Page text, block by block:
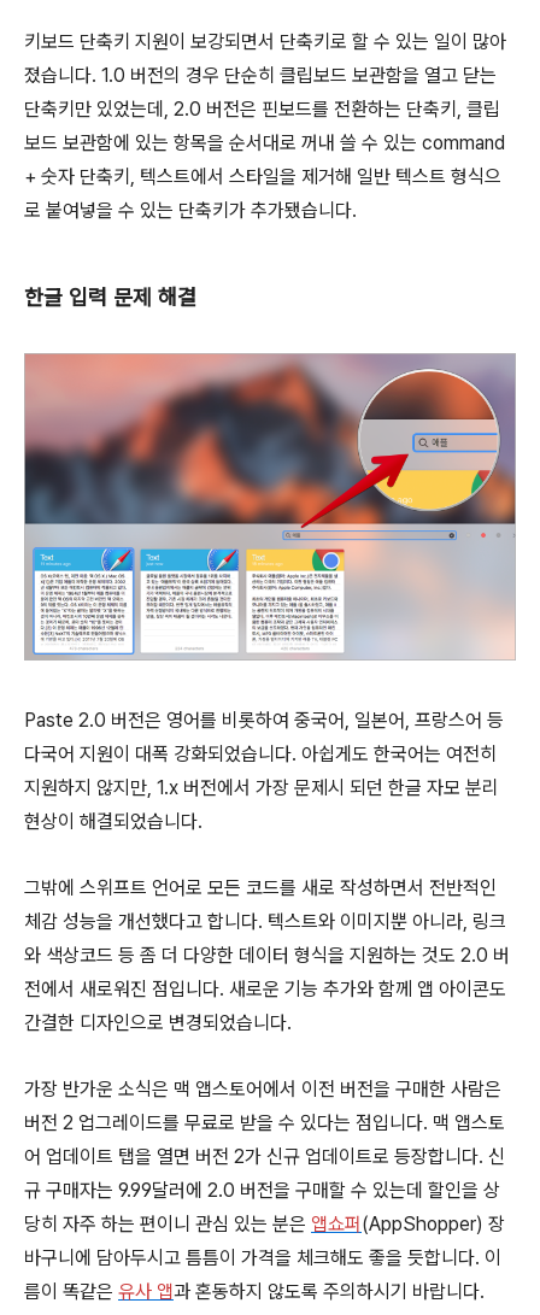
키보드 단축키 지원이 보강되면서 단축키로 할 수 있는 일이 많아
졌습니다. 1.0 버전의 경우 단순히 클립보드 보관함을 열고 닫는
단축키만 있었는데, 2.0 버전은 핀보드를 전환하는 단축키, 클립
보드 보관함에 있는 항목을 순서대로 꺼내 쓸 수 있는 command
+ 숫자 단축키, 텍스트에서 스타일을 제거해 일반 텍스트 형식으
로 붙여넣을 수 있는 단축키가 추가됐습니다.
한글 입력 문제 해결
Paste 2.0 버전은 영어를 비롯하여 중국어, 일본어, 프랑스어 등
다국어 지원이 대폭 강화되었습니다. 아쉽게도 한국어는 여전히
지원하지 않지만, 1.x 버전에서 가장 문제시 되던 한글 자모 분리
현상이 해결되었습니다.
그밖에 스위프트 언어로 모든 코드를 새로 작성하면서 전반적인
체감 성능을 개선했다고 합니다. 텍스트와 이미지뿐 아니라, 링크
와 색상코드 등 좀 더 다양한 데이터 형식을 지원하는 것도 2.0 버
전에서 새로워진 점입니다. 새로운 기능 추가와 함께 앱 아이콘도
간결한 디자인으로 변경되었습니다.
가장 반가운 소식은 맥 앱스토어에서 이전 버전을 구매한 사람은
버전 2 업그레이드를 무료로 받을 수 있다는 점입니다. 맥 앱스토
어 업데이트 탭을 열면 버전 2가 신규 업데이트로 등장합니다. 신
규 구매자는 9.99달러에 2.0 버전을 구매할 수 있는데 할인을 상
당히 자주 하는 편이니 관심 있는 분은 앱쇼퍼 (AppShopper) 장
바구니에 담아두시고 틈틈이 가격을 체크해도 좋을 듯합니다. 이
름이 똑같은 유사 앱과 혼동하지 않도록 주의하시기 바랍니다.